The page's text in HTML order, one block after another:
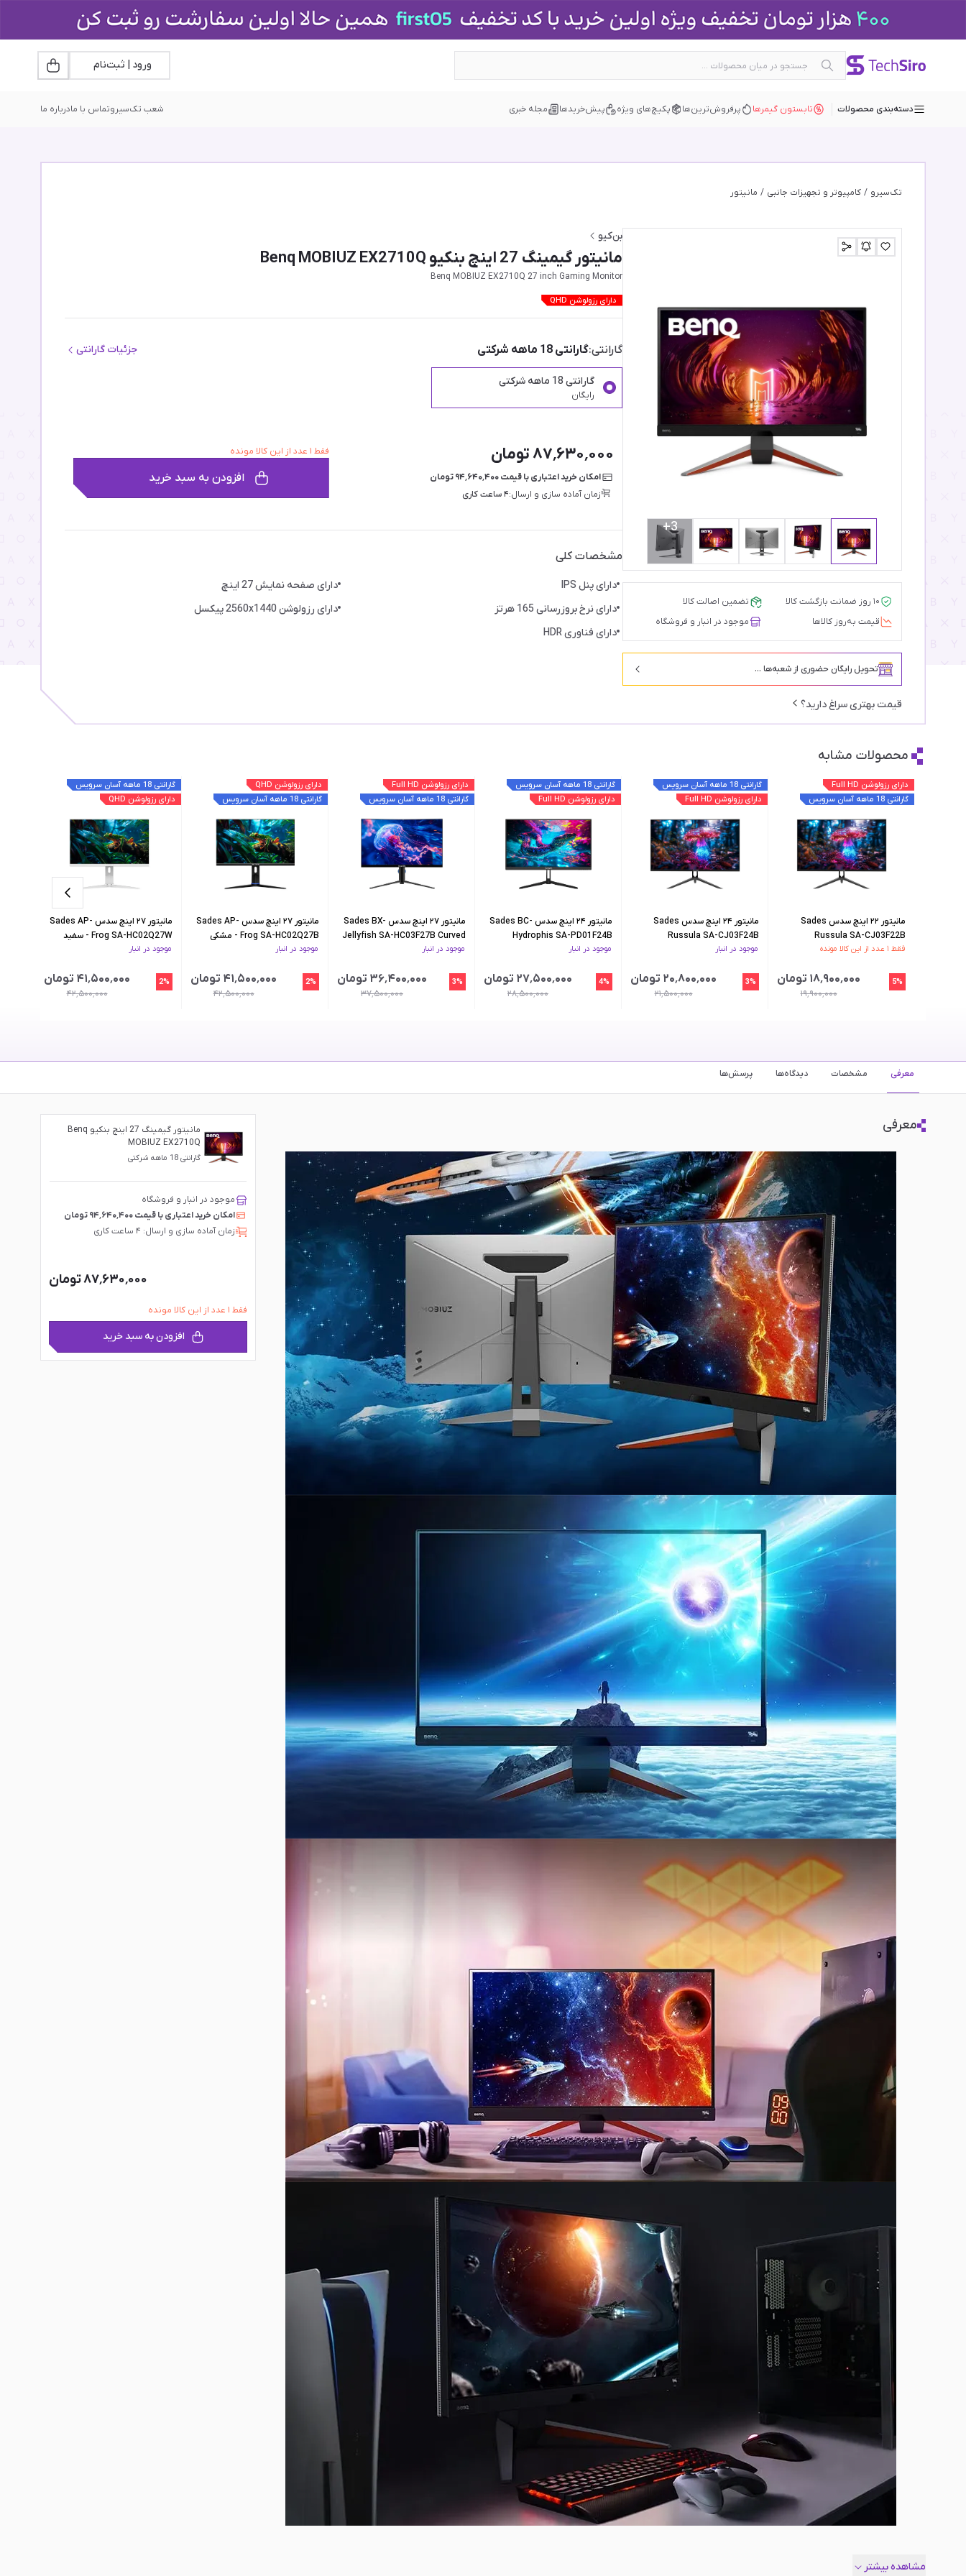
ورود | ثبت‌نام
دسته‌بندی محصولات تابستون گیمرها پرفروش‌ترین‌ها پکیچ‌های ویژه پیش‌خریدها مجله خبری شعب تک‌سیروتماس با مادرباره ما
تک‌سیرو / کامپیوتر و تجهیزات جانبی / مانیتور
3+
۱۰ روز ضمانت بازگشت کالا
تضمین اصالت کالا
قیمت‌ به‌روز کالاها
موجود در انبار و فروشگاه
تحویل رایگان حضوری از شعبه‌ها ...
قیمت بهتری سراغ دارید؟
بن‌کیو
مانیتور گیمینگ 27 اینچ بنکیو Benq MOBIUZ EX2710Q
Benq MOBIUZ EX2710Q 27 inch Gaming Monitor
دارای رزولوشن QHD
گارانتی:گارانتی 18 ماهه شرکتی جزئیات گارانتی
گارانتی 18 ماهه شرکتی
رایگان
فقط ۱ عدد از این کالا مونده
افزودن به سبد خرید
۸۷٬۶۳۰٬۰۰۰ تومان
امکان خرید اعتباری با قیمت ۹۴٬۶۴۰٬۴۰۰ تومان
زمان آماده سازی و ارسال:۴ ساعت کاری
مشخصات کلی
دارای پنل IPS
دارای صفحه نمایش 27 اینچ
دارای نرخ بروزرسانی 165 هرتز
دارای رزولوشن 2560x1440 پیکسل
دارای فناوری HDR
محصولات مشابه
دارای رزولوشن Full HD
گارانتی 18 ماهه آسان سرویس
مانیتور ۲۲ اینچ سدس Sades
Russula SA-CJ03F22B
فقط ۱ عدد از این کالا مونده
5% ۱۸٬۹۰۰٬۰۰۰ تومان
۱۹٬۹۰۰٬۰۰۰
گارانتی 18 ماهه آسان سرویس
دارای رزولوشن Full HD
مانیتور ۲۴ اینچ سدس Sades
Russula SA-CJ03F24B
موجود در انبار
3% ۲۰٬۸۰۰٬۰۰۰ تومان
۲۱٬۵۰۰٬۰۰۰
گارانتی 18 ماهه آسان سرویس
دارای رزولوشن Full HD
مانیتور ۲۴ اینچ سدس Sades BC-
Hydrophis SA-PD01F24B
موجود در انبار
4% ۲۷٬۵۰۰٬۰۰۰ تومان
۲۸٬۵۰۰٬۰۰۰
دارای رزولوشن Full HD
گارانتی 18 ماهه آسان سرویس
مانیتور ۲۷ اینچ سدس Sades BX-
Jellyfish SA-HC03F27B Curved
موجود در انبار
3% ۳۶٬۴۰۰٬۰۰۰ تومان
۳۷٬۵۰۰٬۰۰۰
دارای رزولوشن QHD
گارانتی 18 ماهه آسان سرویس
مانیتور ۲۷ اینچ سدس Sades AP-
Frog SA-HC02Q27B - مشکی
موجود در انبار
2% ۴۱٬۵۰۰٬۰۰۰ تومان
۴۲٬۵۰۰٬۰۰۰
گارانتی 18 ماهه آسان سرویس
دارای رزولوشن QHD
مانیتور ۲۷ اینچ سدس Sades AP-
Frog SA-HC02Q27W - سفید
موجود در انبار
2% ۴۱٬۵۰۰٬۰۰۰ تومان
۴۲٬۵۰۰٬۰۰۰
معرفی مشخصات دیدگاه‌ها پرسش‌ها
معرفی
مشاهده بیشتر
مانیتور گیمینگ 27 اینچ بنکیو Benq
MOBIUZ EX2710Q
گارانتی 18 ماهه شرکتی
موجود در انبار و فروشگاه
امکان خرید اعتباری با قیمت ۹۴٬۶۴۰٬۴۰۰ تومان
زمان آماده سازی و ارسال: ۴ ساعت کاری
۸۷٬۶۳۰٬۰۰۰ تومان
فقط ۱ عدد از این کالا مونده
افزودن به سبد خرید